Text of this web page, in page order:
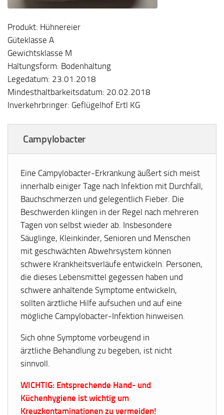
Produkt: Hühnereier
Güteklasse A
Gewichtsklasse M
Haltungsform: Bodenhaltung
Legedatum: 23.01.2018
Mindesthaltbarkeitsdatum: 20.02.2018
Inverkehrbringer: Geflügelhof Ertl KG
Campylobacter
Eine Campylobacter-Erkrankung äußert sich meist
innerhalb einiger Tage nach Infektion mit Durchfall,
Bauchschmerzen und gelegentlich Fieber. Die
Beschwerden klingen in der Regel nach mehreren
Tagen von selbst wieder ab. Insbesondere
Säuglinge, Kleinkinder, Senioren und Menschen
mit geschwächten Abwehrsystem können
schwere Krankheitsverläufe entwickeln. Personen,
die dieses Lebensmittel gegessen haben und
schwere anhaltende Symptome entwickeln,
sollten ärztliche Hilfe aufsuchen und auf eine
mögliche Campylobacter-Infektion hinweisen.
Sich ohne Symptome vorbeugend in
ärztliche Behandlung zu begeben, ist nicht
sinnvoll.
WICHTIG: Entsprechende Hand- und
Küchenhygiene ist wichtig um
Kreuzkontaminationen zu vermeiden!